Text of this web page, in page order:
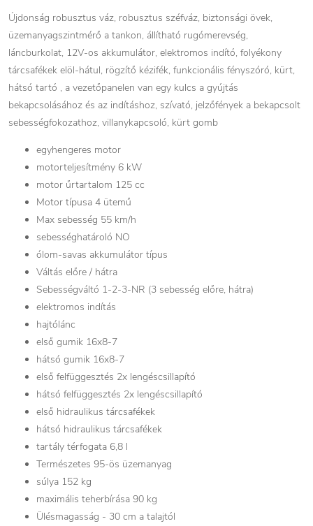
Újdonság robusztus váz, robusztus széfváz, biztonsági övek,
üzemanyagszintmérő a tankon, állítható rugómerevség,
láncburkolat, 12V-os akkumulátor, elektromos indító, folyékony
tárcsafékek elöl-hátul, rögzítő kézifék, funkcionális fényszóró, kürt,
hátsó tartó , a vezetőpanelen van egy kulcs a gyújtás
bekapcsolásához és az indításhoz, szívató, jelzőfények a bekapcsolt
sebességfokozathoz, villanykapcsoló, kürt gomb
egyhengeres motor
motorteljesítmény 6 kW
motor űrtartalom 125 cc
Motor típusa 4 ütemű
Max sebesség 55 km/h
sebességhatároló NO
ólom-savas akkumulátor típus
Váltás előre / hátra
Sebességváltó 1-2-3-NR (3 sebesség előre, hátra)
elektromos indítás
hajtólánc
első gumik 16x8-7
hátsó gumik 16x8-7
első felfüggesztés 2x lengéscsillapító
hátsó felfüggesztés 2x lengéscsillapító
első hidraulikus tárcsafékek
hátsó hidraulikus tárcsafékek
tartály térfogata 6,8 l
Természetes 95-ös üzemanyag
súlya 152 kg
maximális teherbírása 90 kg
Ülésmagasság - 30 cm a talajtól